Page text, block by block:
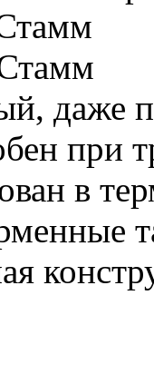
даже
при
в